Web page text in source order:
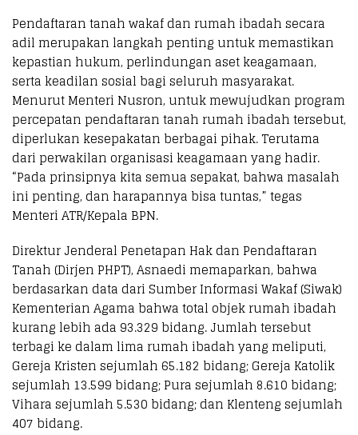
Pendaftaran tanah wakaf dan rumah ibadah secara
adil merupakan langkah penting untuk memastikan
kepastian hukum, perlindungan aset keagamaan,
serta keadilan sosial bagi seluruh masyarakat.
Menurut Menteri Nusron, untuk mewujudkan program
percepatan pendaftaran tanah rumah ibadah tersebut,
diperlukan kesepakatan berbagai pihak. Terutama
dari perwakilan organisasi keagamaan yang hadir.
“Pada prinsipnya kita semua sepakat, bahwa masalah
ini penting, dan harapannya bisa tuntas,” tegas
Menteri ATR/Kepala BPN.
Direktur Jenderal Penetapan Hak dan Pendaftaran
Tanah (Dirjen PHPT), Asnaedi memaparkan, bahwa
berdasarkan data dari Sumber Informasi Wakaf (Siwak)
Kementerian Agama bahwa total objek rumah ibadah
kurang lebih ada 93.329 bidang. Jumlah tersebut
terbagi ke dalam lima rumah ibadah yang meliputi,
Gereja Kristen sejumlah 65.182 bidang; Gereja Katolik
sejumlah 13.599 bidang; Pura sejumlah 8.610 bidang;
Vihara sejumlah 5.530 bidang; dan Klenteng sejumlah
407 bidang.